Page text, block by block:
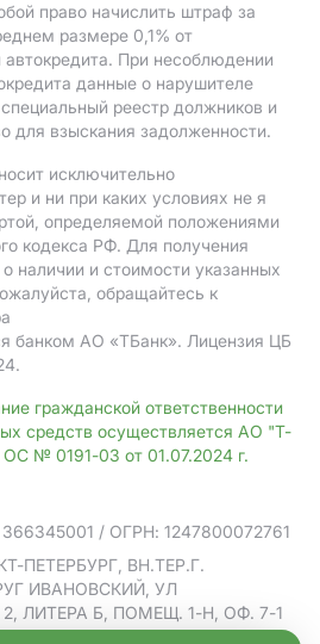
право начислить штраф за
размере 0,1% от
При несоблюдении
данные о нарушителе
реестр должников и
для взыскания задолженности.
исключительно
и ни при каких условиях не я
определяемой положениями
кодекса РФ. Для получения
наличии и стоимости указанных
обращайтесь к
банком АO «ТБанк». Лицензия ЦБ
гражданской ответственности
средств осуществляется АО "Т-
№ 0191-03 от 01.07.2024 г.
/ ОГРН: 1247800072761
ПЕТЕРБУРГ, ВН.ТЕР.Г.
ИВАНОВСКИЙ, УЛ
ЛИТЕРА Б, ПОМЕЩ. 1-Н, ОФ. 7-1